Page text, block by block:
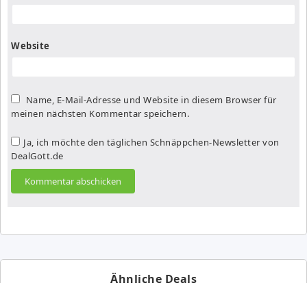
Website
Name, E-Mail-Adresse und Website in diesem Browser für
meinen nächsten Kommentar speichern.
Ja, ich möchte den täglichen Schnäppchen-Newsletter von
DealGott.de
Ähnliche Deals